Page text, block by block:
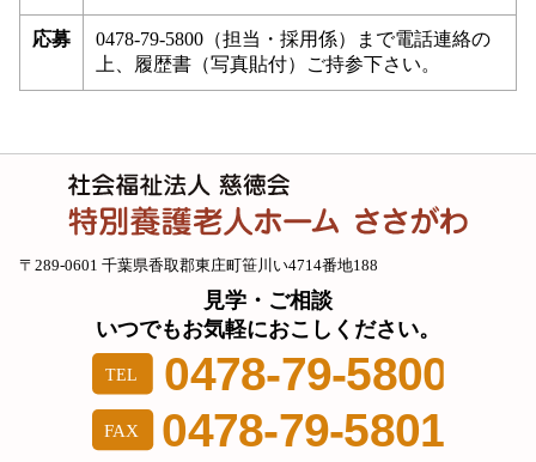
応募
0478-79-5800（担当・採用係）まで電話連絡の
上、履歴書（写真貼付）ご持参下さい。
〒289-0601 千葉県香取郡東庄町笹川い4714番地188
見学・ご相談
いつでもお気軽におこしください。